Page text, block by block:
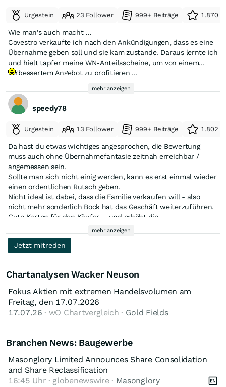
Daniel Bauer, SdK: "Wollen die Gründerfamilien Wacker,
Andreas Breijs, DSW: "Sie haben ein phantastisches Programm
mit Batteriegeräten, die seltsamerweise unbeliebt sind.",
Thomas Anton Schuster (YouTuber): "Das Kurs-/Buchwert-
Verhältnis ist unter 1!"
Ekkhard Staufenberg mit Fragen zur Bilanz.
Alle Tagesordnungspunkte wurden angenommen.
Als Mittagessen gab es ein reichhaltiges Angebot an
gebackenen Hendlteilen, Fleischpflanzerln mit Kartoffeln,
Gemüse, Kartoffel- und Krautsalat, Kässpatzn, Obatzter,
Semmeln (Note 3).
langfristig könnte das Potenzial dann sogar noch größer
ausfallen. Der Konzern hat seine Kostenbasis gesenkt und
dürfte in der nun schlankeren Struktur besonders von
staatlichen Infrastrukturprogrammen profitieren. Selbst
vorsichtige Analysten gehen davon aus, dass das
Ertragstief durchschritten ist, und halten eine Verdopplung
der Gewinne bis 2027 im Vergleich zum Tiefpunkt 2024
einer Marge von elf Prozent, ergäbe sich ein Ergebnis je Aktie
von deutlich über vier Euro. Daraus ließe sich ein langfristiges
Kurspotenzial ableiten, das einer
kommenden fünf Jahre
entspricht.
Quelle: https://www.boerse-
online.de/nachrichten/aktien/tiefer-kurs-grosse-chance-50-
prozent-mit-diesem-nebenwert-20394768.html
Urgestein 23 Follower 999+ Beiträge 1.870
Wie man's auch macht ...
Covestro verkaufte ich nach den Ankündigungen, dass es eine
Übernahme geben soll und sie kam zustande. Daraus lernte ich
und hielt tapfer meine WN-Anteilsscheine, um von einem
verbessertem Angebot zu profitieren ...
mehr anzeigen
speedy78
Urgestein 13 Follower 999+ Beiträge 1.802
Da hast du etwas wichtiges angesprochen, die Bewertung
muss auch ohne Übernahmefantasie zeitnah erreichbar /
angemessen sein.
Sollte man sich nicht einig werden, kann es erst einmal wieder
einen ordentlichen Rutsch geben.
Nicht ideal ist dabei, dass die Familie verkaufen will - also
nicht mehr sonderlich Bock hat das Geschäft weiterzuführen.
Gute Karten für den Käufer ... und erhöht die
Wacker Neuson: KGV 13,11
https://www.onvista.de/aktien/Wacker-Neuson-Aktie-
DE000WACK0…
https://www.onvista.de/aktien/MANITOU-Aktie-FR0000038606
Kubota: KGV 12,18
https://www.onvista.de/aktien/KUBOTA-CORP-Aktie-
JP3266400005
mehr anzeigen
Jetzt mitreden
Chartanalysen Wacker Neuson
Fokus Aktien mit extremen Handelsvolumen am
Freitag, den 17.07.2026
17.07.26 · wO Chartvergleich · Gold Fields
Branchen News: Baugewerbe
Masonglory Limited Announces Share Consolidation
and Share Reclassification
16:45 Uhr · globenewswire · Masonglory